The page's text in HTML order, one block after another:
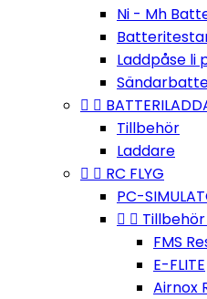
Ni - Mh
Laddpåse li
 
Tillbehör
Laddare
  RC FLYG
PC-
 
FMS
E-FLITE
Airnox